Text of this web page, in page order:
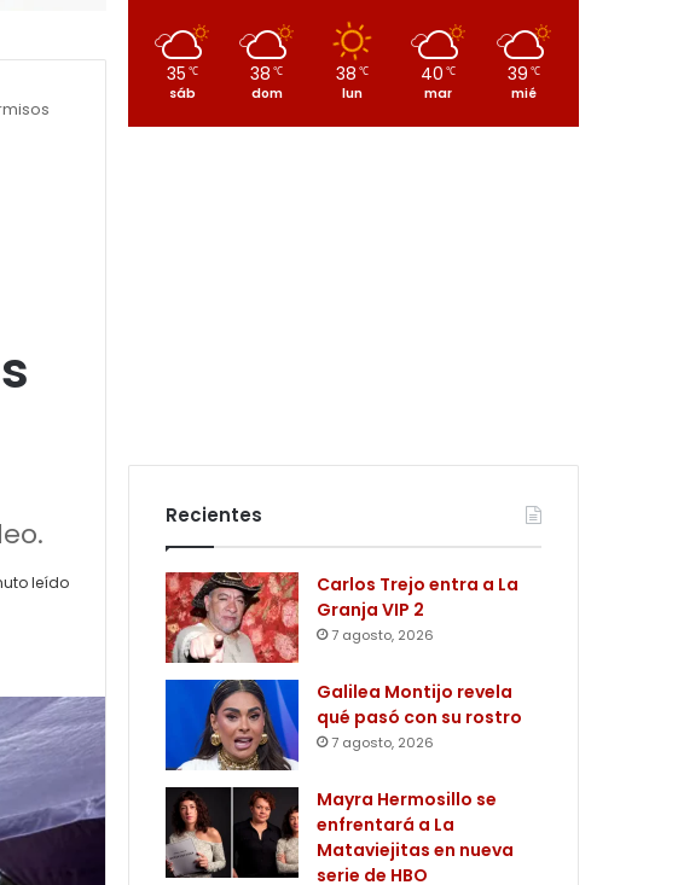
leído
35 ℃
sáb
38 ℃
dom
38 ℃
lun
40 ℃
mar
39 ℃
mié
Recientes
Carlos Trejo entra a La
Granja VIP 2
7 agosto, 2026
Galilea Montijo revela
qué pasó con su rostro
7 agosto, 2026
Mayra Hermosillo se
enfrentará a La
Mataviejitas en nueva
serie de HBO